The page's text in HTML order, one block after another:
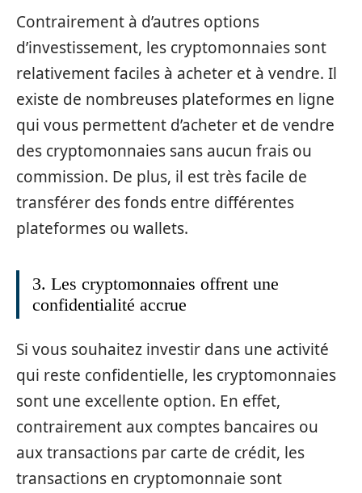
Contrairement à d’autres options
d’investissement, les cryptomonnaies sont
relativement faciles à acheter et à vendre. Il
existe de nombreuses plateformes en ligne
qui vous permettent d’acheter et de vendre
des cryptomonnaies sans aucun frais ou
commission. De plus, il est très facile de
transférer des fonds entre différentes
plateformes ou wallets.
3. Les cryptomonnaies offrent une
confidentialité accrue
Si vous souhaitez investir dans une activité
qui reste confidentielle, les cryptomonnaies
sont une excellente option. En effet,
contrairement aux comptes bancaires ou
aux transactions par carte de crédit, les
transactions en cryptomonnaie sont